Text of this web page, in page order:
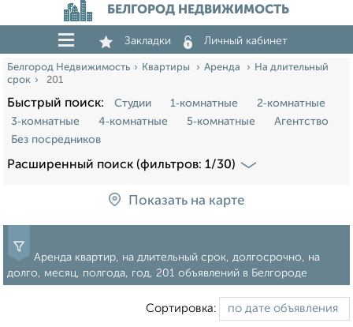
БЕЛГОРОД НЕДВИЖИМОСТЬ
Закладки Личный кабинет
Белгород Недвижимость Квартиры Аренда
На длительный
срок
201
Быстрый поиск: Студии 1‑комнатные
2‑комнатные
3‑комнатные
4‑комнатные 5‑комнатные
Агентство
Без посредников
Расширенный поиск (фильтров: 1/30)
Показать на карте
Аренда квартир, на длительный срок, долгосрочно, на
долго, месяц, полгода, год, 201 объявлений в Белгороде
Сортировка: